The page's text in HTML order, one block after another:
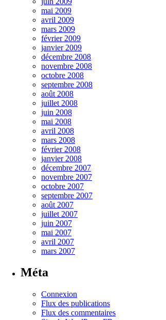
mai 2009
avril 2009
mars 2009
février 2009
janvier 2009
décembre 2008
novembre 2008
octobre 2008
septembre 2008
août 2008
juillet 2008
juin 2008
mai 2008
avril 2008
mars 2008
février 2008
janvier 2008
décembre 2007
novembre 2007
octobre 2007
septembre 2007
août 2007
juillet 2007
juin 2007
mai 2007
avril 2007
mars 2007
Méta
Connexion
Flux des publications
Flux des commentaires